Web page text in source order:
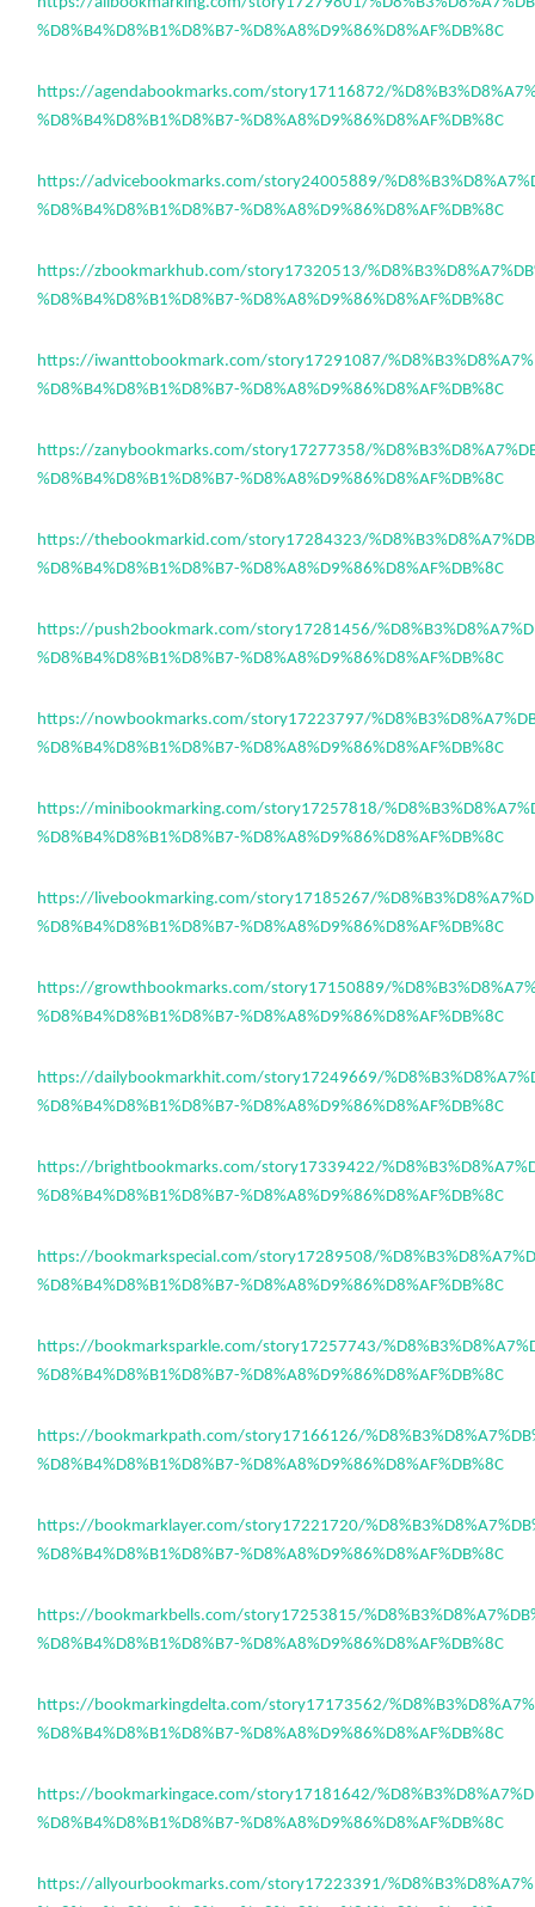
%D8%B4%D8%B1%D8%B7-%D8%A8%D9%86%D8%AF%DB%8C
https://agendabookmarks.com/story17116872/
%D8%B4%D8%B1%D8%B7-%D8%A8%D9%86%D8%AF%DB%8C
https://advicebookmarks.com/story24005889/
%D8%B4%D8%B1%D8%B7-%D8%A8%D9%86%D8%AF%DB%8C
https://zbookmarkhub.com/story17320513/
%D8%B4%D8%B1%D8%B7-%D8%A8%D9%86%D8%AF%DB%8C
https://iwanttobookmark.com/story17291087/
%D8%B4%D8%B1%D8%B7-%D8%A8%D9%86%D8%AF%DB%8C
https://zanybookmarks.com/story17277358/
%D8%B4%D8%B1%D8%B7-%D8%A8%D9%86%D8%AF%DB%8C
https://thebookmarkid.com/story17284323/
%D8%B4%D8%B1%D8%B7-%D8%A8%D9%86%D8%AF%DB%8C
https://push2bookmark.com/story17281456/
%D8%B4%D8%B1%D8%B7-%D8%A8%D9%86%D8%AF%DB%8C
https://nowbookmarks.com/story17223797/
%D8%B4%D8%B1%D8%B7-%D8%A8%D9%86%D8%AF%DB%8C
https://minibookmarking.com/story17257818/
%D8%B4%D8%B1%D8%B7-%D8%A8%D9%86%D8%AF%DB%8C
https://livebookmarking.com/story17185267/
%D8%B4%D8%B1%D8%B7-%D8%A8%D9%86%D8%AF%DB%8C
https://growthbookmarks.com/story17150889/
%D8%B4%D8%B1%D8%B7-%D8%A8%D9%86%D8%AF%DB%8C
https://dailybookmarkhit.com/story17249669/
%D8%B4%D8%B1%D8%B7-%D8%A8%D9%86%D8%AF%DB%8C
https://brightbookmarks.com/story17339422/
%D8%B4%D8%B1%D8%B7-%D8%A8%D9%86%D8%AF%DB%8C
https://bookmarkspecial.com/story17289508/
%D8%B4%D8%B1%D8%B7-%D8%A8%D9%86%D8%AF%DB%8C
https://bookmarksparkle.com/story17257743/
%D8%B4%D8%B1%D8%B7-%D8%A8%D9%86%D8%AF%DB%8C
https://bookmarkpath.com/story17166126/
%D8%B4%D8%B1%D8%B7-%D8%A8%D9%86%D8%AF%DB%8C
https://bookmarklayer.com/story17221720/
%D8%B4%D8%B1%D8%B7-%D8%A8%D9%86%D8%AF%DB%8C
https://bookmarkbells.com/story17253815/
%D8%B4%D8%B1%D8%B7-%D8%A8%D9%86%D8%AF%DB%8C
https://bookmarkingdelta.com/story17173562/
%D8%B4%D8%B1%D8%B7-%D8%A8%D9%86%D8%AF%DB%8C
https://bookmarkingace.com/story17181642/
%D8%B4%D8%B1%D8%B7-%D8%A8%D9%86%D8%AF%DB%8C
https://allyourbookmarks.com/story17223391/